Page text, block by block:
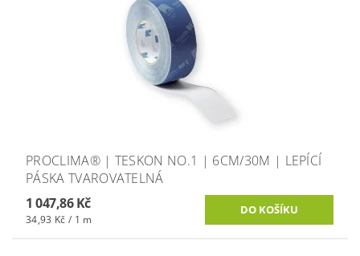
PROCLIMA® | TESKON NO.1 | 6CM/30M | LEPÍCÍ
PÁSKA TVAROVATELNÁ
1 047,86 Kč
34,93 Kč / 1 m